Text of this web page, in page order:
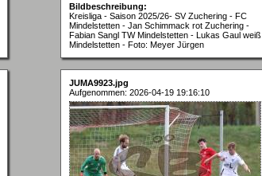
Bildbeschreibung:
Kreisliga - Saison 2025/26- SV Zuchering - FC
Mindelstetten - Jan Schimmack rot Zuchering -
Fabian Sangl TW Mindelstetten - Lukas Gaul weiß
Mindelstetten - Foto: Meyer Jürgen
JUMA9923.jpg
Aufgenommen: 2026-04-19 19:16:10